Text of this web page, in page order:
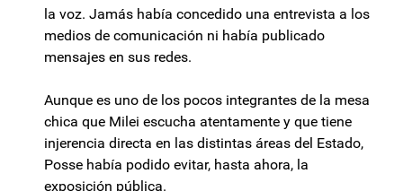
la voz. Jamás había concedido una entrevista a los
medios de comunicación ni había publicado
mensajes en sus redes.
Aunque es uno de los pocos integrantes de la mesa
chica que Milei escucha atentamente y que tiene
injerencia directa en las distintas áreas del Estado,
Posse había podido evitar, hasta ahora, la
exposición pública.